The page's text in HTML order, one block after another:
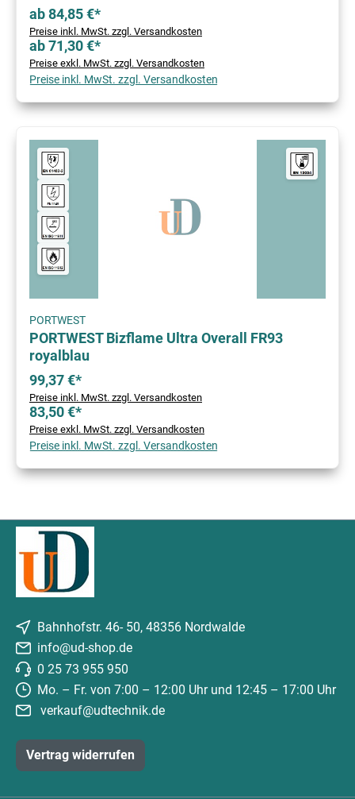
ab 84,85 €*
Preise inkl. MwSt. zzgl. Versandkosten
ab 71,30 €*
Preise exkl. MwSt. zzgl. Versandkosten
Preise inkl. MwSt. zzgl. Versandkosten
PORTWEST
PORTWEST Bizflame Ultra Overall FR93
royalblau
99,37 €*
Preise inkl. MwSt. zzgl. Versandkosten
83,50 €*
Preise exkl. MwSt. zzgl. Versandkosten
Preise inkl. MwSt. zzgl. Versandkosten
Bahnhofstr. 46- 50, 48356 Nordwalde
info@ud-shop.de
0 25 73 955 950
Mo. – Fr. von 7:00 – 12:00 Uhr und 12:45 – 17:00 Uhr
verkauf@udtechnik.de
Vertrag widerrufen